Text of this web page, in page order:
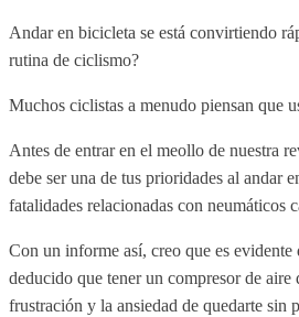
Andar en bicicleta se está convirtiendo
rutina de ciclismo?
Muchos ciclistas a menudo piensan que
Antes de entrar en el meollo de nuestra
debe ser una de tus prioridades al andar
fatalidades relacionadas con neumáticos
Con un informe así, creo que es evidente
deducido que tener un compresor de
frustración y la ansiedad de quedarte sin